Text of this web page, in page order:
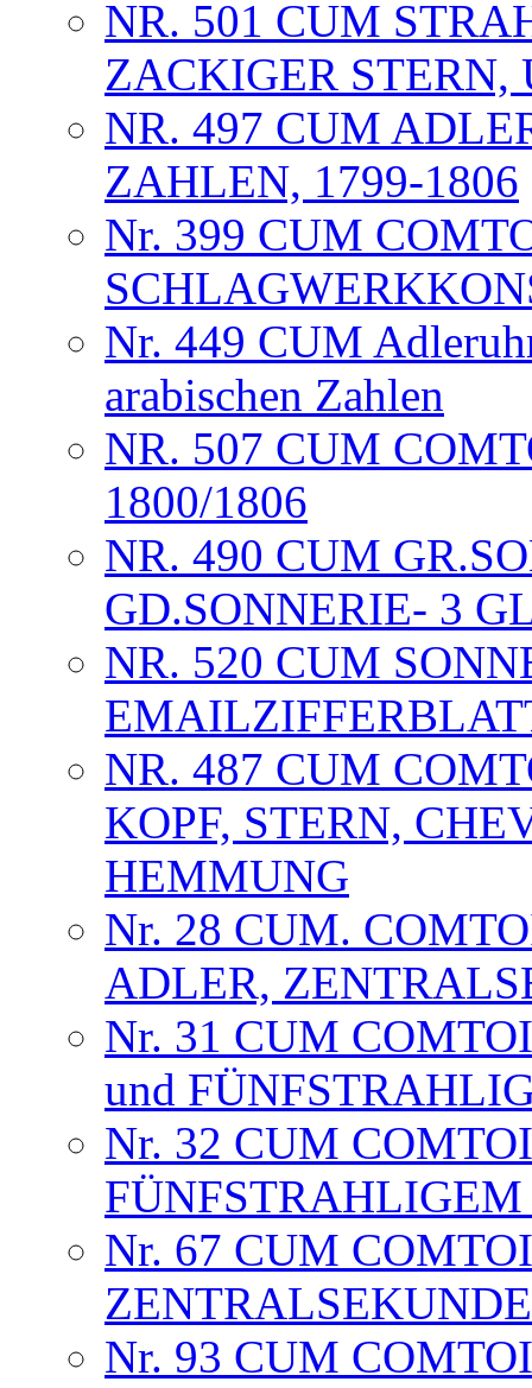
NR. 501 CUM
ZACKIGER STERN,
NR. 497 CUM
ZAHLEN, 1799-1806
Nr. 399 CUM
Nr. 449 CUM
arabischen Zahlen
NR. 507 CUM
1800/1806
NR. 490 CUM
GD.SONNERIE- 3
NR. 520 CUM
NR. 487 CUM
KOPF, STERN,
HEMMUNG
Nr. 28 CUM.
ADLER,
Nr. 31 CUM
und
Nr. 32 CUM
FÜNFSTRAHLIGEM
Nr. 67 CUM
ZENTRALSEKUNDE
Nr. 93 CUM